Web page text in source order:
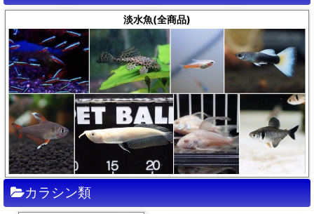
淡水魚(全商品)
カラシン類